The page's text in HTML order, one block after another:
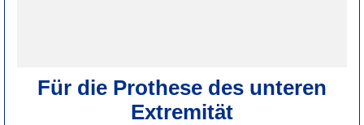
Für die Prothese des unteren
Extremität